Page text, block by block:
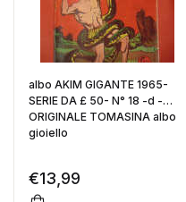
albo AKIM GIGANTE 1965-
SERIE DA £ 50- N° 18 -d -
ORIGINALE TOMASINA albo
gioiello
€13,99